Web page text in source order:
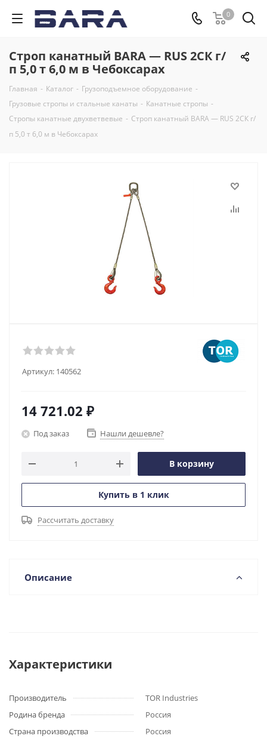
0
Строп канатный BARA — RUS 2СК г/
п 5,0 т 6,0 м в Чебоксарах
Главная - Каталог - Грузоподъемное оборудование -
Грузовые стропы и стальные канаты - Канатные стропы -
Стропы канатные двухветвевые - Строп канатный BARA — RUS 2СК г/
п 5,0 т 6,0 м в Чебоксарах
Артикул: 140562
14 721.02 ₽
Под заказ Нашли дешевле?
В корзину
Купить в 1 клик
Рассчитать доставку
Описание
Характеристики
Производитель
TOR Industries
Родина бренда
Россия
Страна производства
Россия